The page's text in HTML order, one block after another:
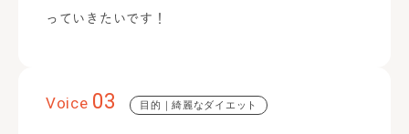
っていきたいです！
Voice 03 目的｜綺麗なダイエット